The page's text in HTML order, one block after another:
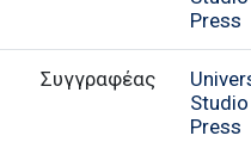
Press
Συγγραφέας
Studio
Press